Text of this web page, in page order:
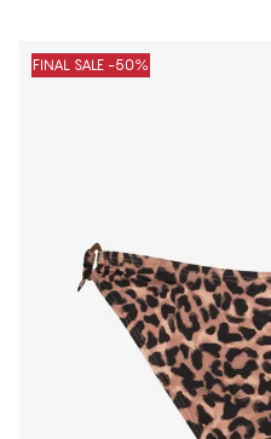
FINAL SALE -50%